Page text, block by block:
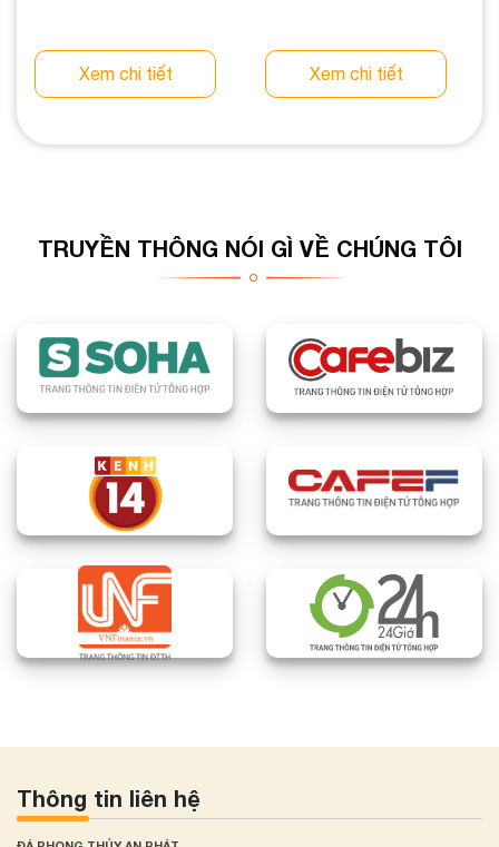
Xem chi tiết Xem chi tiết
TRUYỀN THÔNG NÓI GÌ VỀ CHÚNG TÔI
Thông tin liên hệ